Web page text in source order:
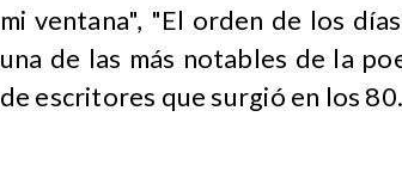
mi ventana", "El orden de los
una de las más notables de la
de escritores que surgió en los 80.